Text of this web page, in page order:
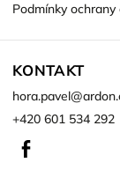
Podmínky
KONTAKT
hora.pavel@
+420 601 534 292